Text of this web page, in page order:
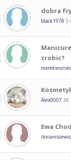
dobra
black1978 5
zrobic?
Alex0007 26
Ewa